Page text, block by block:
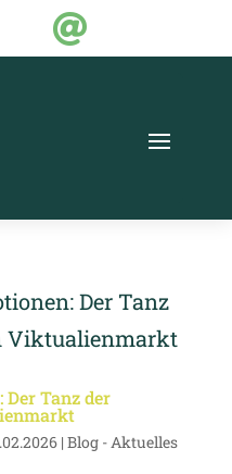

Tanz der
| Blog - Aktuelles